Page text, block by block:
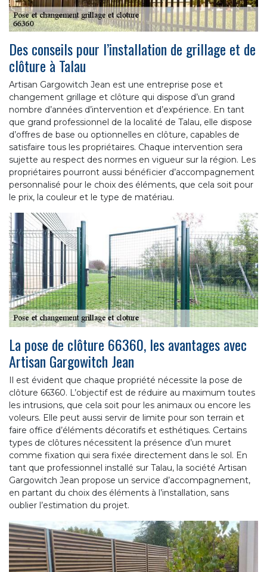
Des conseils pour l’installation de grillage et de
clôture à Talau
Artisan Gargowitch Jean est une entreprise pose et
changement grillage et clôture qui dispose d’un grand
nombre d’années d’intervention et d’expérience. En tant
que grand professionnel de la localité de Talau, elle dispose
d’offres de base ou optionnelles en clôture, capables de
satisfaire tous les propriétaires. Chaque intervention sera
sujette au respect des normes en vigueur sur la région. Les
propriétaires pourront aussi bénéficier d’accompagnement
personnalisé pour le choix des éléments, que cela soit pour
le prix, la couleur et le type de matériau.
La pose de clôture 66360, les avantages avec
Artisan Gargowitch Jean
Il est évident que chaque propriété nécessite la pose de
clôture 66360. L’objectif est de réduire au maximum toutes
les intrusions, que cela soit pour les animaux ou encore les
voleurs. Elle peut aussi servir de limite pour son terrain et
faire office d’éléments décoratifs et esthétiques. Certains
types de clôtures nécessitent la présence d’un muret
comme fixation qui sera fixée directement dans le sol. En
tant que professionnel installé sur Talau, la société Artisan
Gargowitch Jean propose un service d’accompagnement,
en partant du choix des éléments à l’installation, sans
oublier l’estimation du projet.